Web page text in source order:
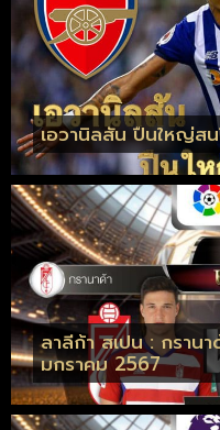
เอวานิลสัน ปืนใหญ่ส
ลาลีก้า สเปน : กราน
มกราคม 2567